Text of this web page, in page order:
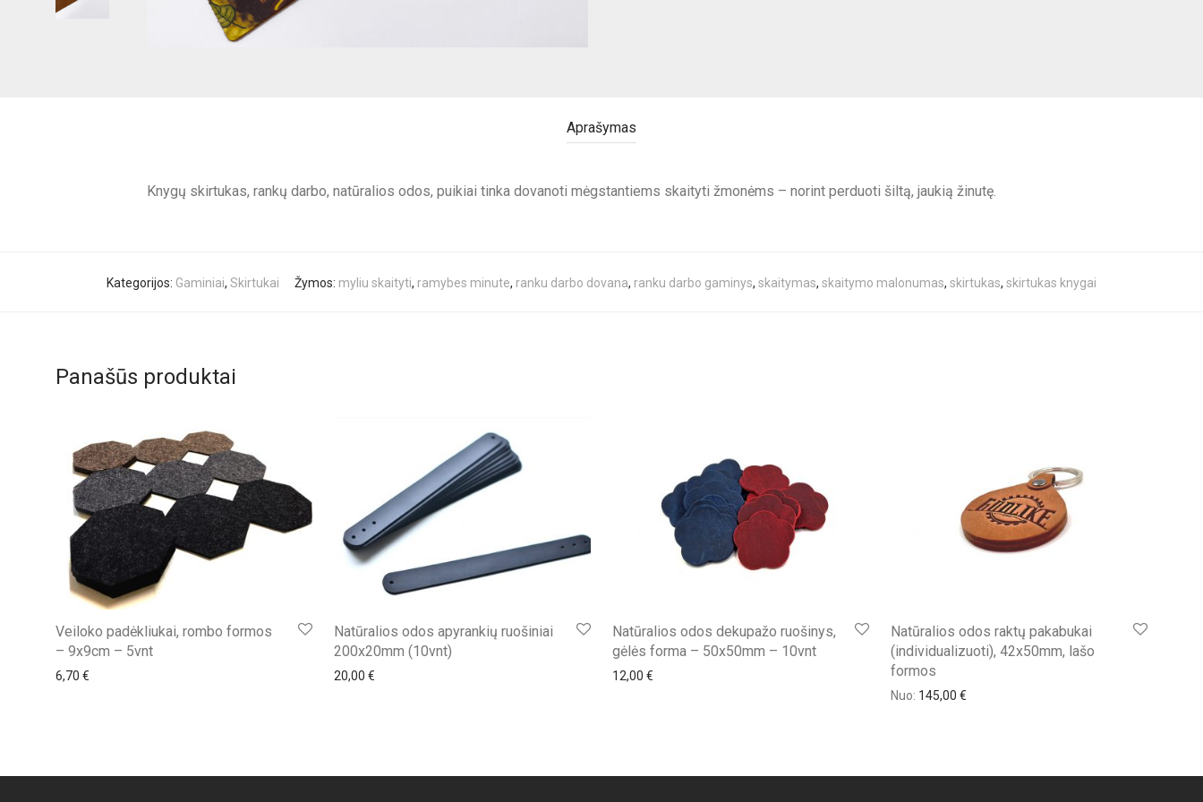
Aprašymas
Knygų skirtukas, rankų darbo, natūralios odos, puikiai tinka dovanoti mėgstantiems skaityti žmonėms – norint perduoti šiltą, jaukią žinutę.
Kategorijos: Gaminiai, Skirtukai Žymos: myliu skaityti, ramybes minute, ranku darbo dovana, ranku darbo gaminys, skaitymas, skaitymo malonumas, skirtukas, skirtukas knygai
Panašūs produktai
Veiloko padėkliukai, rombo formos
– 9x9cm – 5vnt
6,70 €
Natūralios odos apyrankių ruošiniai
200x20mm (10vnt)
20,00 €
Natūralios odos dekupažo ruošinys,
gėlės forma – 50x50mm – 10vnt
12,00 €
Natūralios odos raktų pakabukai
(individualizuoti), 42x50mm, lašo
formos
Nuo: 145,00 €